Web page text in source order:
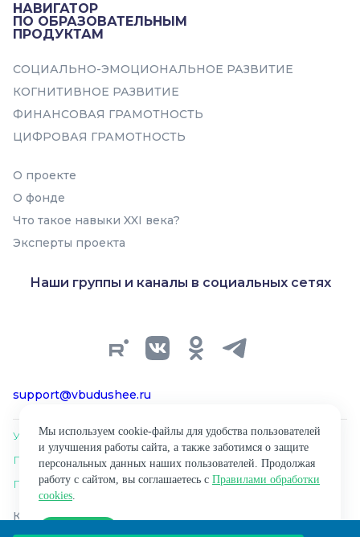
Самоорганизация
НАВИГАТОР
ПО ОБРАЗОВАТЕЛЬНЫМ
ПРОДУКТАМ
СОЦИАЛЬНО-ЭМОЦИОНАЛЬНОЕ РАЗВИТИЕ
КОГНИТИВНОЕ РАЗВИТИЕ
ФИНАНСОВАЯ ГРАМОТНОСТЬ
ЦИФРОВАЯ ГРАМОТНОСТЬ
О проекте
О фонде
Что такое навыки XXI века?
Эксперты проекта
Наши группы и каналы в социальных сетях
support@vbudushee.ru
Условия использования материалов сайта
Политика обработки персональных данных
Правила обработки cookies
Копирование материалов сайта разрешено только
при наличии ссылки на источник материала.
Мы используем cookie-файлы для удобства пользователей
и улучшения работы сайта, а также заботимся о защите
персональных данных наших пользователей. Продолжая
работу с сайтом, вы соглашаетесь с Правилами обработки
cookies.